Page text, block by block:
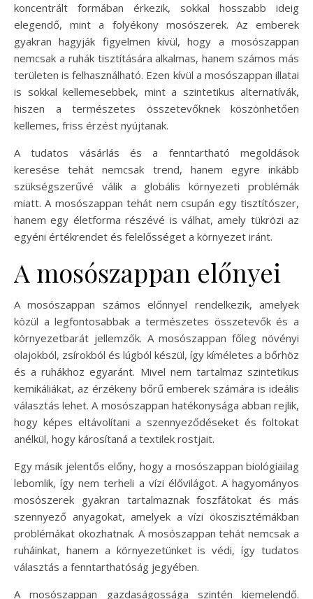
koncentrált formában érkezik, sokkal hosszabb ideig
elegendő, mint a folyékony mosószerek. Az emberek
gyakran hagyják figyelmen kívül, hogy a mosószappan
nemcsak a ruhák tisztítására alkalmas, hanem számos más
területen is felhasználható. Ezen kívül a mosószappan illatai
is sokkal kellemesebbek, mint a szintetikus alternatívák,
hiszen a természetes összetevőknek köszönhetően
kellemes, friss érzést nyújtanak.
A tudatos vásárlás és a fenntartható megoldások
keresése tehát nemcsak trend, hanem egyre inkább
szükségszerűvé válik a globális környezeti problémák
miatt. A mosószappan tehát nem csupán egy tisztítószer,
hanem egy életforma részévé is válhat, amely tükrözi az
egyéni értékrendet és felelősséget a környezet iránt.
A mosószappan előnyei
A mosószappan számos előnnyel rendelkezik, amelyek
közül a legfontosabbak a természetes összetevők és a
környezetbarát jellemzők. A mosószappan főleg növényi
olajokból, zsírokból és lúgból készül, így kíméletes a bőrhöz
és a ruhákhoz egyaránt. Mivel nem tartalmaz szintetikus
kemikáliákat, az érzékeny bőrű emberek számára is ideális
választás lehet. A mosószappan hatékonysága abban rejlik,
hogy képes eltávolítani a szennyeződéseket és foltokat
anélkül, hogy károsítaná a textilek rostjait.
Egy másik jelentős előny, hogy a mosószappan biológiailag
lebomlik, így nem terheli a vízi élővilágot. A hagyományos
mosószerek gyakran tartalmaznak foszfátokat és más
szennyező anyagokat, amelyek a vízi ökoszisztémákban
problémákat okozhatnak. A mosószappan tehát nemcsak a
ruháinkat, hanem a környezetünket is védi, így tudatos
választás a fenntarthatóság jegyében.
A mosószappan gazdaságossága szintén kiemelendő.